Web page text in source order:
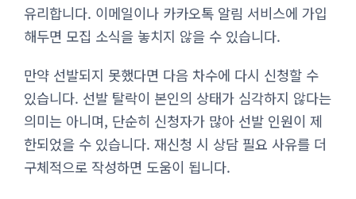
유리합니다. 이메일이나 카카오톡 알림 서비스에 가입
해두면 모집 소식을 놓치지 않을 수 있습니다.
만약 선발되지 못했다면 다음 차수에 다시 신청할 수
있습니다. 선발 탈락이 본인의 상태가 심각하지 않다는
의미는 아니며, 단순히 신청자가 많아 선발 인원이 제
한되었을 수 있습니다. 재신청 시 상담 필요 사유를 더
구체적으로 작성하면 도움이 됩니다.